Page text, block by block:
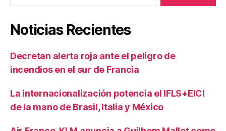
Noticias Recientes
Decretan alerta roja ante el peligro de
incendios en el sur de Francia
La internacionalización potencia el IFLS+EICI
de la mano de Brasil, Italia y México